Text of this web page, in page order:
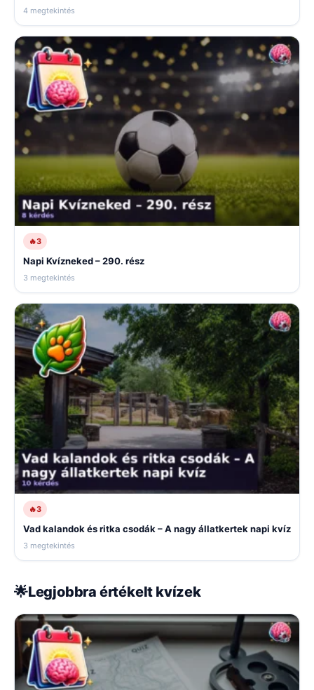
4 megtekintés
🔥3
Napi Kvízneked – 290. rész
3 megtekintés
🔥3
Vad kalandok és ritka csodák – A nagy állatkertek napi kvíz
3 megtekintés
🌟Legjobbra értékelt kvízek